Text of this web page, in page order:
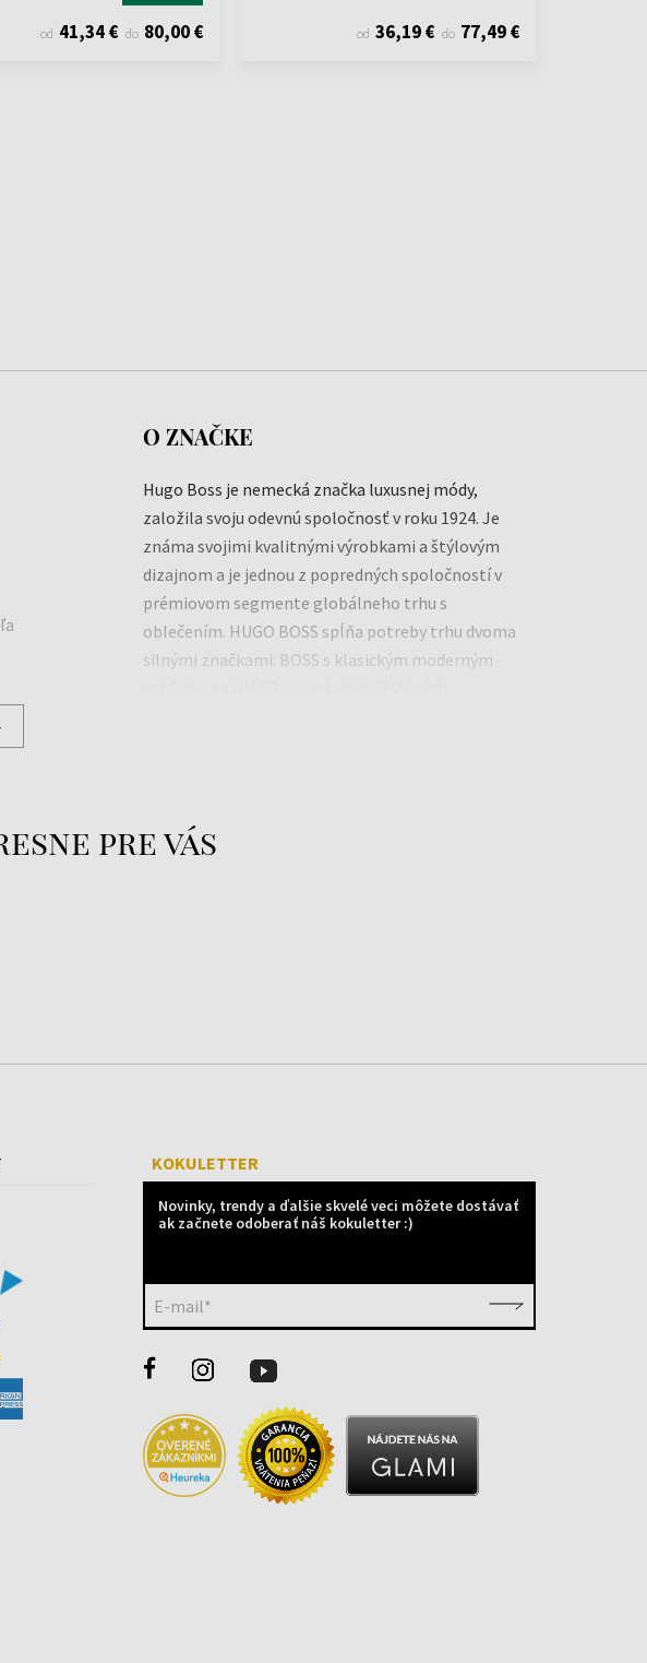
od 41,34 € do 80,00 € od 36,19 € do 77,49 €
O ZNAČKE
Hugo Boss je nemecká značka luxusnej módy,
založila svoju odevnú spoločnosť v roku 1924. Je
známa svojimi kvalitnými výrobkami a štýlovým
dizajnom a je jednou z popredných spoločností v
prémiovom segmente globálneho trhu s
oblečením. HUGO BOSS spĺňa potreby trhu dvoma
silnými značkami: BOSS s klasickým moderným
pre vás
KOKULETTER
Novinky, trendy a ďalšie skvelé veci môžete dostávať
ak začnete odoberať náš kokuletter :)
E-mail*